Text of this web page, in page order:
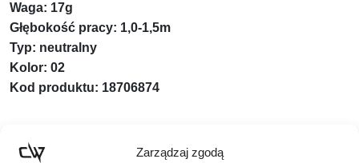
Zarządzaj zgodą
Waga: 17g
Głębokość pracy: 1,0-1,5m
Typ: neutralny
Kolor: 02
Kod produktu: 18706874